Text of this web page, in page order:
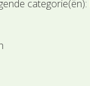
categorie(ën):